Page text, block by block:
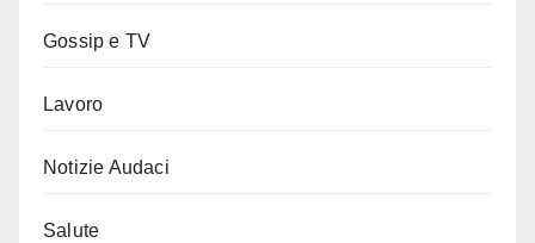
Gossip e TV
Lavoro
Notizie Audaci
Salute